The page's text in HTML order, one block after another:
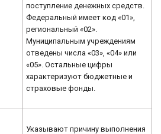
поступление денежных средств.
Федеральный имеет код «01»,
региональный «02».
Муниципальным учреждениям
отведены числа «03», «04» или
«05». Остальные цифры
характеризуют бюджетные и
страховые фонды.
Указывают причину выполнения